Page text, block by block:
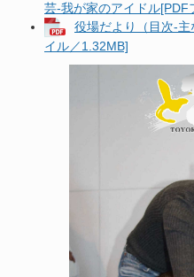
芸-我が家のアイドル[PDF
役場だより（目次-
イル／1.32MB]